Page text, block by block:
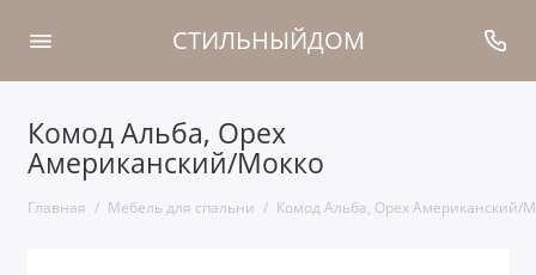
СТИЛЬНЫЙДОМ
Комод Альба, Орех
Американский/Мокко
Главная Мебель для спальни Комод Альба, Орех Американский/